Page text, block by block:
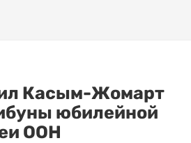
Касым-Жомарт
юбилейной
ООН